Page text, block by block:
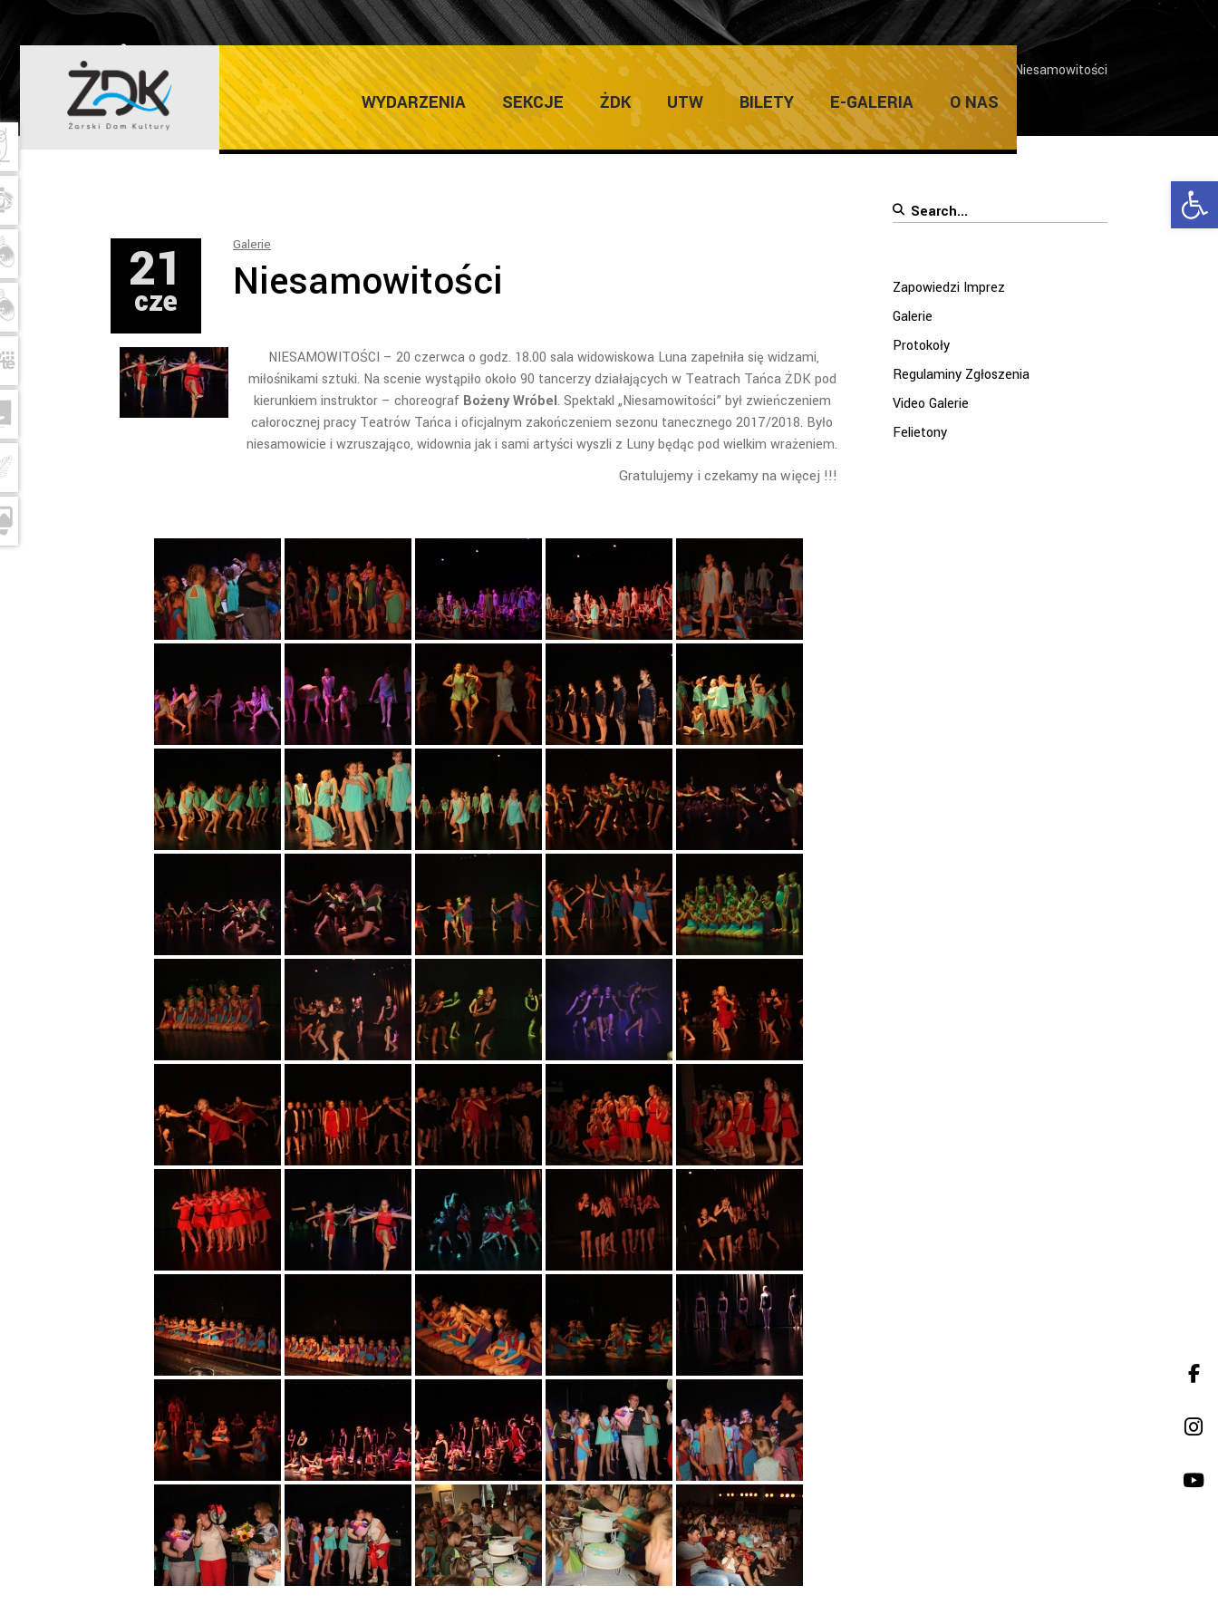
WYDARZENIA SEKCJE ŻDK UTW BILETY E-GALERIA O NAS
ŻARSKI DOM KULTURY Home / Galerie /Niesamowitości
21
cze
Galerie
Niesamowitości
NIESAMOWITOŚCI – 20 czerwca o godz. 18.00 sala widowiskowa Luna zapełniła się widzami,
miłośnikami sztuki. Na scenie wystąpiło około 90 tancerzy działających w Teatrach Tańca ŻDK pod
kierunkiem instruktor – choreograf Bożeny Wróbel. Spektakl „Niesamowitości” był zwieńczeniem
całorocznej pracy Teatrów Tańca i oficjalnym zakończeniem sezonu tanecznego 2017/2018. Było
niesamowicie i wzruszająco, widownia jak i sami artyści wyszli z Luny będąc pod wielkim wrażeniem.
Gratulujemy i czekamy na więcej !!!
Search
Zapowiedzi Imprez
Galerie
Protokoły
Regulaminy Zgłoszenia
Video Galerie
Felietony